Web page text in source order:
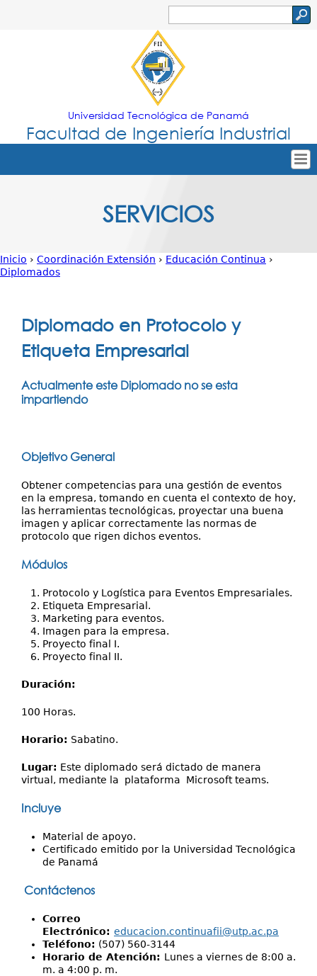
Jump to navigation
de
búsqueda
Universidad Tecnológica de Panamá
Facultad de Ingeniería Industrial
Nuestra Facultad
Secretarías
Investigación
Servicios
SERVICIOS
Usted
aquí
Inicio › Coordinación Extensión › Educación Continua ›
Diplomados
Diplomado en Protocolo y
Etiqueta Empresarial
Actualmente este Diplomado no se esta
impartiendo
Objetivo General
Obtener competencias para una gestión de eventos
en la empresa, tomando en cuenta el contexto de hoy,
las herramientas tecnológicas, proyectar una buena
imagen y aplicar correctamente las normas de
protocolo que rigen dichos eventos.
Módulos
Protocolo y Logística para ​Eventos Empresariales​.
Etiqueta Empresarial​.
Marketing para eventos​.
Imagen para la empresa​.
Proyecto final I​.
Proyecto final II​.
Duración:
100 Horas.
Horario: Sabatino.
Lugar: Este diplomado será dictado de manera
virtual, mediante la plataforma Microsoft teams.
Incluye
Material de apoyo.
Certificado emitido por la Universidad Tecnológica
de Panamá
Contáctenos
Correo
Electrónico: educacion.continuafii@utp.ac.pa
Teléfono: (507) 560-3144
Horario de Atención: Lunes a viernes de 8:00 a.
m. a 4:00 p. m.